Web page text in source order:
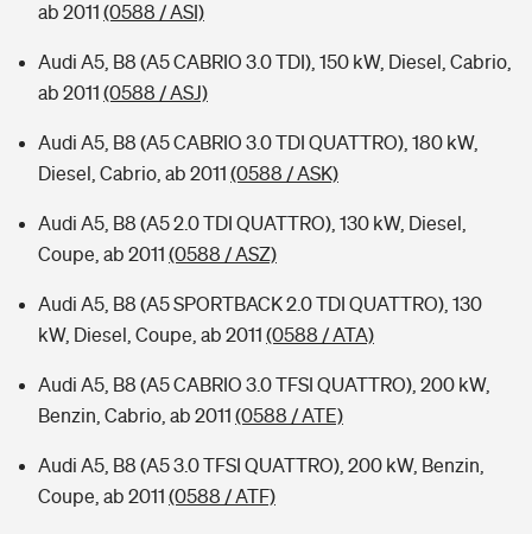
ab 2011 (0588 / ASI)
Audi A5, B8 (A5 CABRIO 3.0 TDI), 150 kW, Diesel, Cabrio,
ab 2011 (0588 / ASJ)
Audi A5, B8 (A5 CABRIO 3.0 TDI QUATTRO), 180 kW,
Diesel, Cabrio, ab 2011 (0588 / ASK)
Audi A5, B8 (A5 2.0 TDI QUATTRO), 130 kW, Diesel,
Coupe, ab 2011 (0588 / ASZ)
Audi A5, B8 (A5 SPORTBACK 2.0 TDI QUATTRO), 130
kW, Diesel, Coupe, ab 2011 (0588 / ATA)
Audi A5, B8 (A5 CABRIO 3.0 TFSI QUATTRO), 200 kW,
Benzin, Cabrio, ab 2011 (0588 / ATE)
Audi A5, B8 (A5 3.0 TFSI QUATTRO), 200 kW, Benzin,
Coupe, ab 2011 (0588 / ATF)